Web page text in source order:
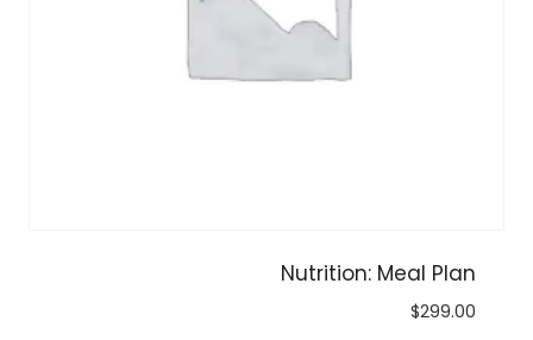
Nutrition: Meal Plan
$299.00